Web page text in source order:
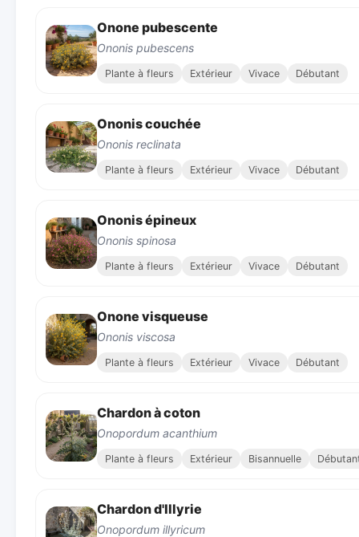
Onone pubescente
Ononis pubescens
Plante à fleurs Extérieur Vivace Débutant
Ononis couchée
Ononis reclinata
Plante à fleurs Extérieur Vivace Débutant
Ononis épineux
Ononis spinosa
Plante à fleurs Extérieur Vivace Débutant
Onone visqueuse
Ononis viscosa
Plante à fleurs Extérieur Vivace Débutant
Chardon à coton
Onopordum acanthium
Plante à fleurs Extérieur Bisannuelle
Chardon d'Illyrie
Onopordum illyricum